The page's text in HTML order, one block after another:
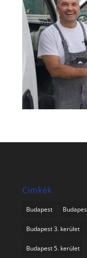
Cimkék
Budapest
Budapest 3. kerület
Budapest 5. kerület